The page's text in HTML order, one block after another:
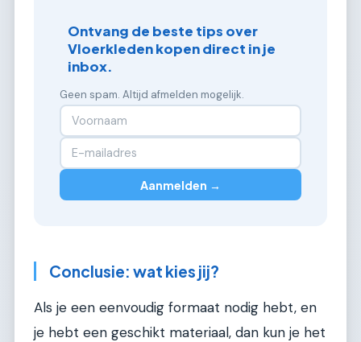
Ontvang de beste tips over
Vloerkleden kopen direct in je
inbox.
Geen spam. Altijd afmelden mogelijk.
Aanmelden →
Conclusie: wat kies jij?
Als je een eenvoudig formaat nodig hebt, en
je hebt een geschikt materiaal, dan kun je het